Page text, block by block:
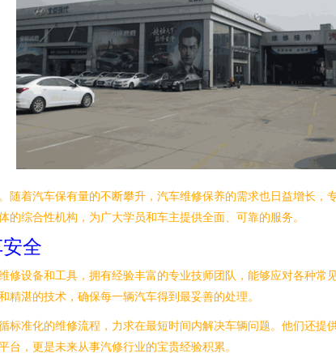
着汽车保有量的不断攀升，汽车维修保养的需求也日益增长
综合性机构，为广大学员和车主提供全面、可靠的服务。
全
设备和工具，拥有经验丰富的专业技师团队，能够应对各种
湛的技术，确保每一辆汽车得到最妥善的处理。
准化的维修流程，力求在最短时间内解决车辆问题。他们还
，更是未来从事汽修行业的宝贵经验积累。